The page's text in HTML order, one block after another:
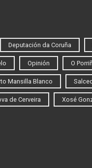
Deputación da Coruña
Opinión O
Mansilla Blanco
de Cerveira Xosé